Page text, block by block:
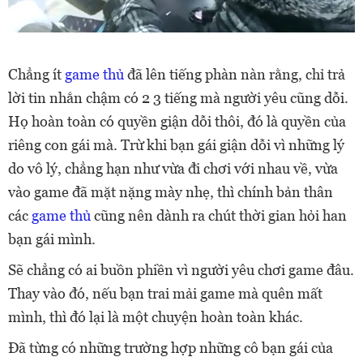
Chẳng ít game thủ đã lên tiếng phàn nàn rằng, chỉ trả
lời tin nhắn chậm có 2 3 tiếng mà người yêu cũng dỗi.
Họ hoàn toàn có quyền giận dỗi thôi, đó là quyền của
riêng con gái mà. Trừ khi bạn gái giận dỗi vì những lý
do vô lý, chẳng hạn như vừa đi chơi với nhau về, vừa
vào game đã mặt nặng mày nhẹ, thì chính bản thân
các game thủ cũng nên dành ra chút thời gian hỏi han
bạn gái mình.
Sẽ chẳng có ai buồn phiền vì người yêu chơi game đâu.
Thay vào đó, nếu bạn trai mải game mà quên mất
mình, thì đó lại là một chuyện hoàn toàn khác.
Đã từng có những trường hợp những cô bạn gái của